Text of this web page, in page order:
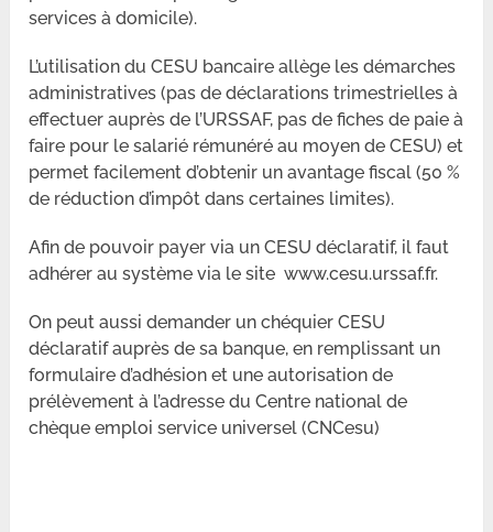
services à domicile).
L’utilisation du CESU bancaire allège les démarches
administratives (pas de déclarations trimestrielles à
effectuer auprès de l’URSSAF, pas de fiches de paie à
faire pour le salarié rémunéré au moyen de CESU) et
permet facilement d’obtenir un avantage fiscal (50 %
de réduction d’impôt dans certaines limites).
Afin de pouvoir payer via un CESU déclaratif, il faut
adhérer au système via le site www.cesu.urssaf.fr.
On peut aussi demander un chéquier CESU
déclaratif auprès de sa banque, en remplissant un
formulaire d’adhésion et une autorisation de
prélèvement à l’adresse du Centre national de
chèque emploi service universel (CNCesu)